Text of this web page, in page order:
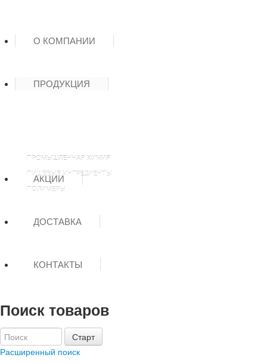
О КОМПАНИИ
ПРОДУКЦИЯ
ПРОМЫШЛЕННАЯ ХИМИЯ
ПИЩЕВЫЕ ИНГРЕДИЕНТЫ
ПОЛИМЕРЫ
АКЦИИ
ДОСТАВКА
КОНТАКТЫ
Поиск товаров
Расширенный поиск